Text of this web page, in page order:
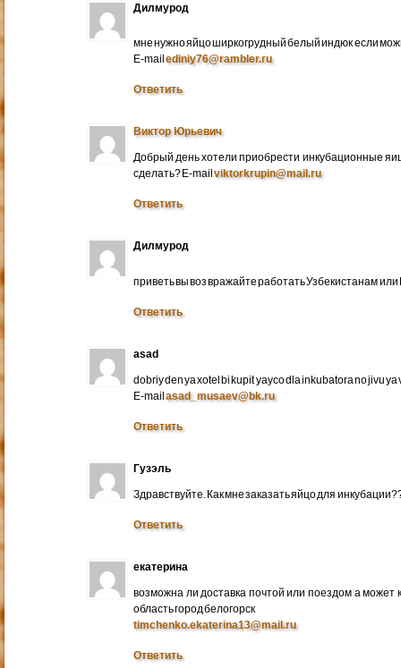
Дилмурод
мне нужно яйцо ширкогрудный белый индюк если
E-mailediniy76@rambler.ru
Ответить
Виктор Юрьевич
Добрый день хотели приобрести инкубационные
сделать? E-mailviktorkrupin@mail.ru
Ответить
Дилмурод
приветь вы воз вражайте работать Узбекистанам
Ответить
asad
dobriy den ya xotel bi kupit yayco dla inkubatora no jivu ya
E-mailasad_musaev@bk.ru
Ответить
Гузэль
Здравствуйте. Как мне заказать яйцо для
Ответить
екатерина
возможна ли доставка почтой или поездом а
область город белогорск
timchenko.ekaterina13@mail.ru
Ответить